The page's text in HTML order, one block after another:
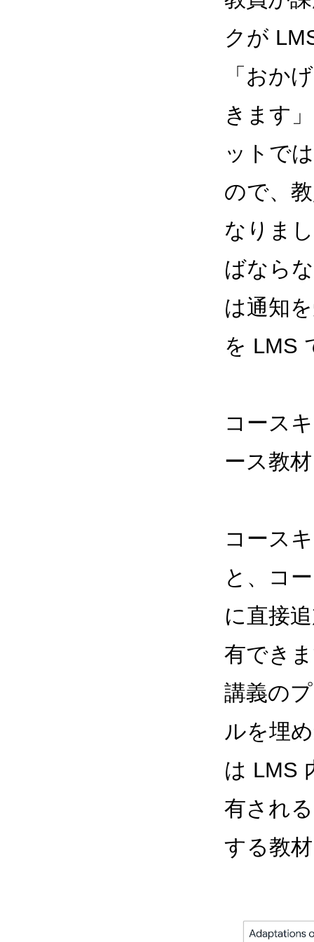
クが
「おか
きます
ットで
ので、
なりま
ばなら
は通知
を LMS
コース
ース教
コース
と、コ
に直接
有でき
講義の
ルを埋
は LMS
有され
する教